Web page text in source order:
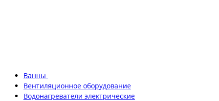
Ванны
Вентиляционное оборудование
Водонагреватели электрические